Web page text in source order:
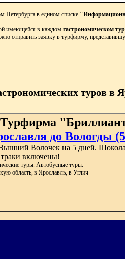
Петербурга в едином списке
имеющейся в каждом гастрономическом
отправить заявку в турфирму,
туров в
Турфирма
до Вологды
Волочек на 5 дней.
включены!
туры. Автобусные туры.
область, в Ярославль, в Углич